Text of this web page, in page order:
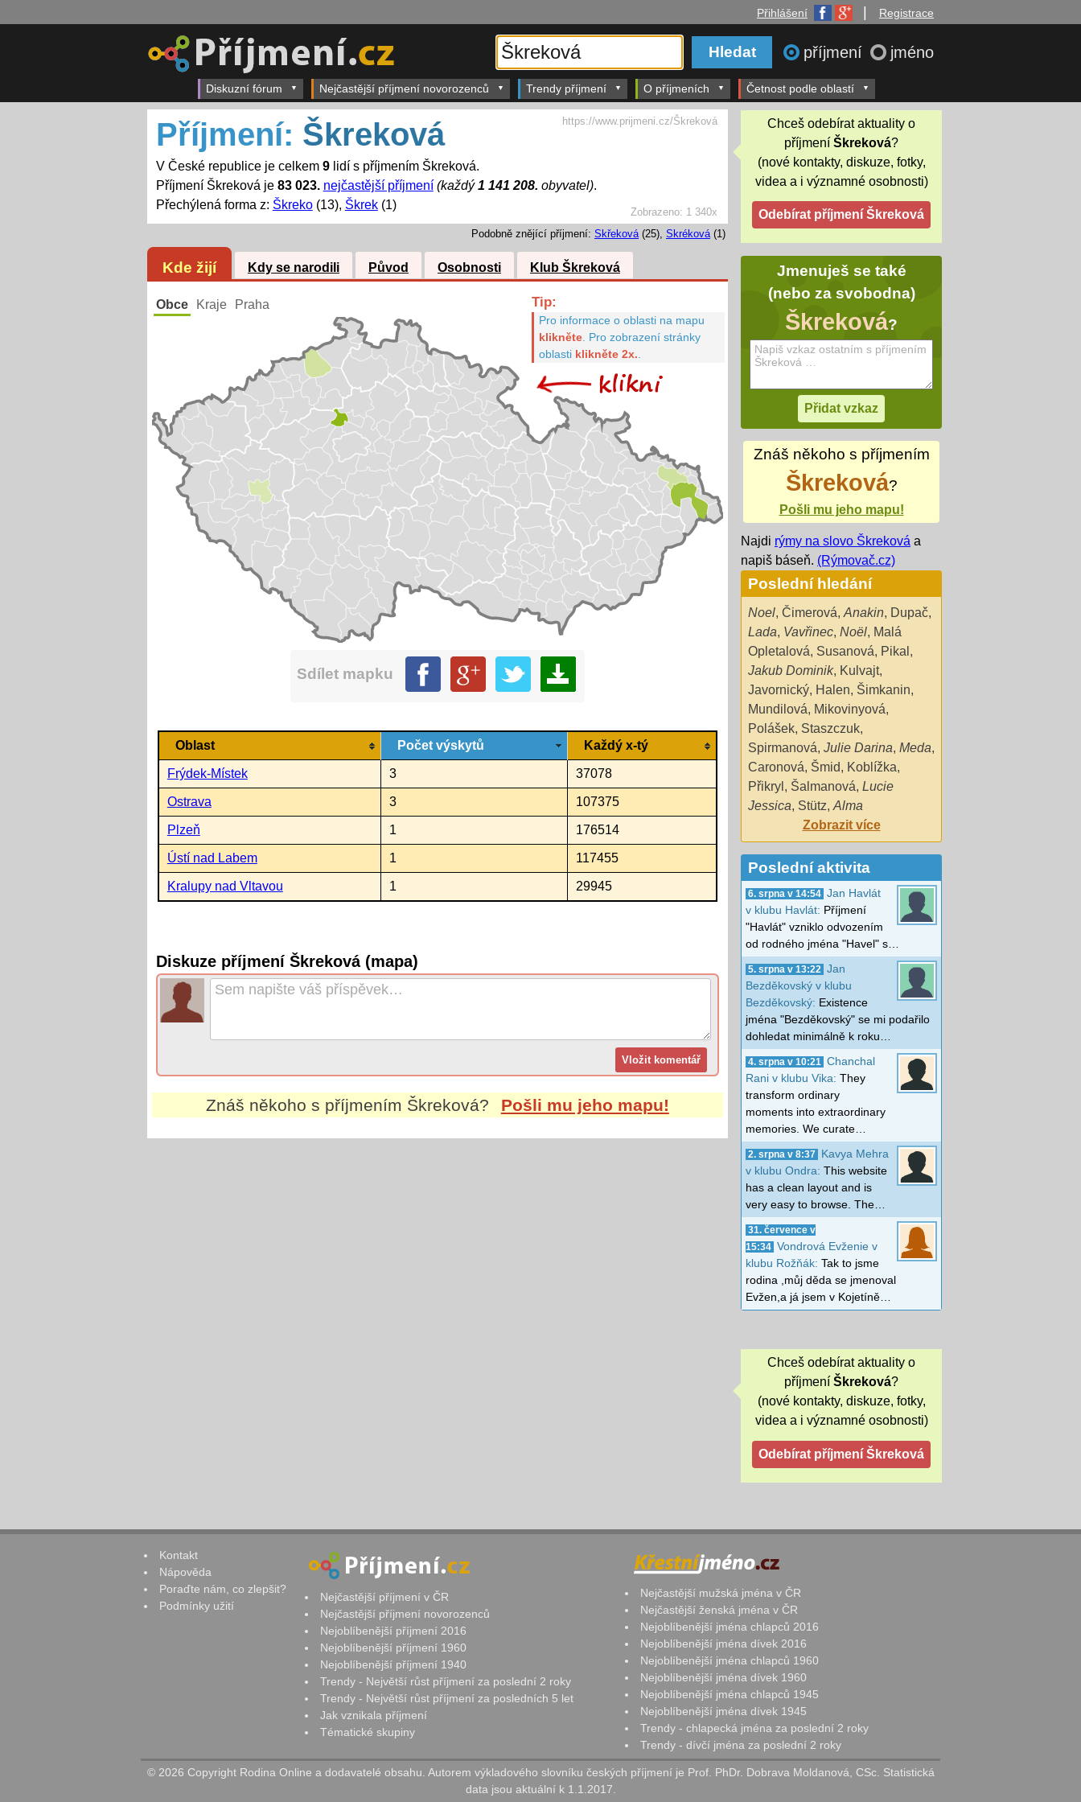
Přihlášení Registrace
příjmení jméno
Diskuzní fórum Nejčastější příjmení novorozenců Trendy příjmení O příjmeních Četnost podle oblastí
Zobrazeno: 1 340x
Příjmení: Škreková
V České republice je celkem 9lidí s příjmením Škreková.
Příjmení Škreková je 83 023. nejčastější příjmení (každý1 141 208. obyvatel).
Přechýlená forma z: Škreko(13), Škrek(1)
https://www.prijmeni.cz/Škreková
Podobně znějící příjmení: Skřeková(25), Skréková(1)
Kde žijí Kdy se narodili Původ Osobnosti Klub Škreková
Obce Kraje Praha Tip:
Pro informace o oblasti na mapu
klikněte. Pro zobrazení stránky
oblasti klikněte 2x.
Sdílet mapku
Oblast Počet výskytů Každý x-tý
Frýdek-Místek 3 37078
Ostrava 3 107375
Plzeň 1 176514
Ústí nad Labem 1 117455
Kralupy nad Vltavou 1 29945
Diskuze příjmení Škreková (mapa)
Znáš někoho s příjmením Škreková? Pošli mu jeho mapu!
Chceš odebírat aktuality o
příjmení Škreková?
(nové kontakty, diskuze, fotky,
videa a i významné osobnosti)
Jmenuješ se také
(nebo za svobodna)
Škreková?
Znáš někoho s příjmením
Škreková?
Pošli mu jeho mapu!
Najdi rýmy na slovo Škreková a
napiš báseň. (Rýmovač.cz)
Poslední hledání
Noel, Čimerová, Anakin, Dupač,
Lada, Vavřinec, Noël, Malá
Opletalová, Susanová, Pikal ,
Jakub Dominik, Kulvajt,
Javornický, Halen, Šimkanin,
Mundilová, Mikovinyová,
Polášek, Staszczuk,
Spirmanová, Julie Darina, Meda,
Caronová, Šmid, Koblížka,
Přikryl , Šalmanová, Lucie
Jessica, Stütz, Alma
Zobrazit více
Poslední aktivita
6. srpna v 14:54 Jan Havlát
v klubu Havlát: Příjmení
"Havlát" vzniklo odvozením
od rodného jména "Havel" s…
5. srpna v 13:22
Jan
Bezděkovský v klubu
Bezděkovský: Existence
jména "Bezděkovský" se mi podařilo
dohledat minimálně k roku…
4. srpna v 10:21
Chanchal
Rani v klubu Vika: They
transform ordinary
moments into extraordinary
memories. We curate…
2. srpna v 8:37
Kavya Mehra
v klubu Ondra: This website
has a clean layout and is
very easy to browse. The…
31. července v
15:34 Vondrová Evženie v
klubu Rožňák: Tak to jsme
rodina ,můj děda se jmenoval
Evžen,a já jsem v Kojetíně…
Chceš odebírat aktuality o
příjmení Škreková?
(nové kontakty, diskuze, fotky,
videa a i významné osobnosti)
Kontakt
Nápověda
Poraďte nám, co zlepšit?
Podmínky užití
Nejčastější příjmení v ČR
Nejčastější příjmení novorozenců
Nejoblíbenější příjmení 2016
Nejoblíbenější příjmení 1960
Nejoblíbenější příjmení 1940
Trendy - Největší růst příjmení za poslední 2 roky
Trendy - Největší růst příjmení za posledních 5 let
Jak vznikala příjmení
Tématické skupiny
Nejčastější mužská jména v ČR
Nejčastější ženská jména v ČR
Nejoblíbenější jména chlapců 2016
Nejoblíbenější jména dívek 2016
Nejoblíbenější jména chlapců 1960
Nejoblíbenější jména dívek 1960
Nejoblíbenější jména chlapců 1945
Nejoblíbenější jména dívek 1945
Trendy - chlapecká jména za poslední 2 roky
Trendy - dívčí jména za poslední 2 roky
© 2026 Copyright Rodina Online a dodavatelé obsahu. Autorem výkladového slovníku českých příjmení je Prof. PhDr. Dobrava Moldanová, CSc. Statistická
data jsou aktuální k 1.1.2017.